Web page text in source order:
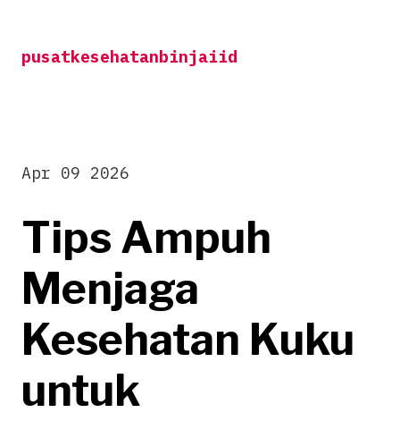
contentpusatkesehatanbinjaiid
Tips Ampuh
Menjaga
Kesehatan Kuku
untuk
Apr 09 2026